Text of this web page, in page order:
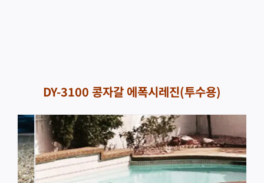
DY-3100 콩자갈 에폭시레진(투수용)